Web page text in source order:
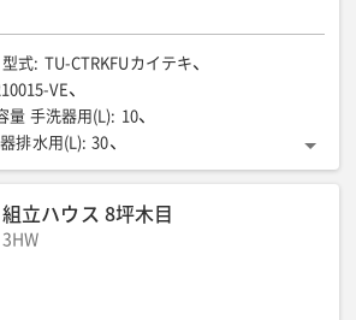
型式: TU-CTRKFUカイテキ
VE
量 手洗器用(L): 10
排水用(L): 30
量(L): 110(汲取式) 全長(mm): 1934
組立ハウス 8坪木目
3HW